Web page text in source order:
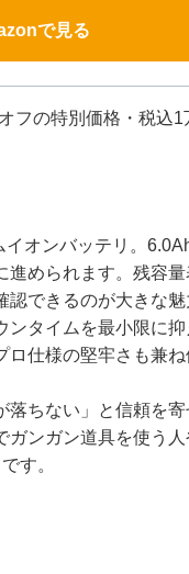
で見る
フの特別価格・税込
オンバッテリ。
められます。残容
できるのが大きな
タイムを最小限に
仕様の堅牢さも兼ね
ちない」と信頼を
ンガン道具を使う
す。